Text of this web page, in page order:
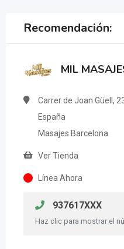
Recomendación:
MIL
Carrer de Joan Güell,
España
Masajes Barcelona
Ver Tienda
Línea Ahora
937617XXX
Haz clic para mostrar el